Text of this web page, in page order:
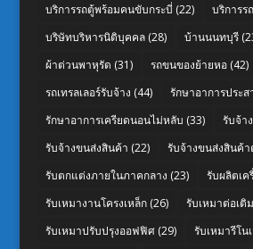
บริการรถตู้พร้อมคนขับกระบี่ (22) บริการร
บริษัทบริหารนิติบุคคล(28) บ้านนนทบุรี
ผ้าต่วนพาหุรัด (31) รถขนของย้ายหอ(42)
รถเทรลเลอร์รับจ้าง (44) รักษาอาการประส
รักษาอาการเครียดนอนไม่หลับ (33) รับจ้า
รับจ้างขนส่งสินค้า (22) รับจ้างขนส่งสินค้า
รับตกแต่งภายในภาคกลาง (23) รับผลิตเค
รับเหมางานโครงเหล็ก(26) รับเหมาต่อเติ
รับเหมาปรับปรุงออฟฟิศ(29) รับเหมารีโน